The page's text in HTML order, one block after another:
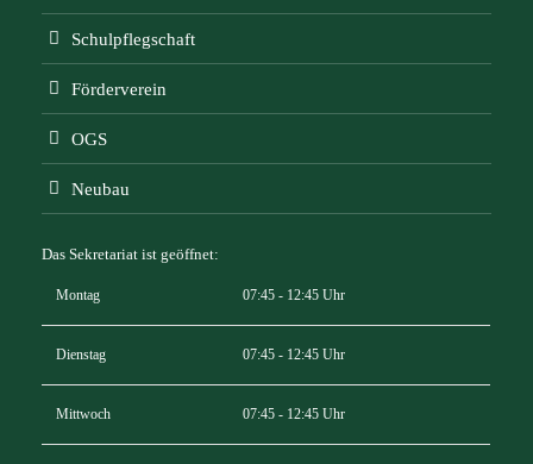
Schulpflegschaft
Förderverein
OGS
Neubau
Das Sekretariat ist geöffnet:
Montag 07:45 - 12:45 Uhr
Dienstag 07:45 - 12:45 Uhr
Mittwoch 07:45 - 12:45 Uhr